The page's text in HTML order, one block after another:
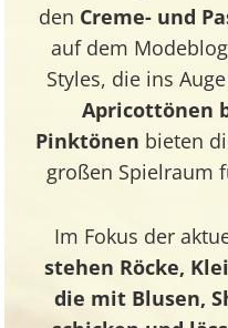
den Creme- und
auf dem Modeblog
Styles, die ins
Apricottönen
Pinktönen bieten
großen Spielraum
Im Fokus der
stehen Röcke,
die mit Blusen,